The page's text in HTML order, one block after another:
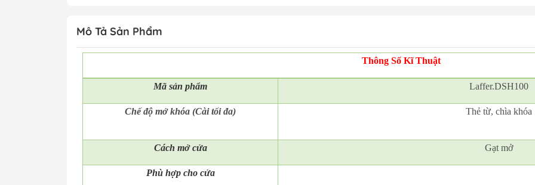
Mô Tả Sản Phẩm
Thông Số Kĩ Thuật
Mã sản phẩm Laffer.DSH100
Chế độ mở khóa (Cài tối đa) Thẻ từ, chìa khóa
Cách mở cửa Gạt mở
Phù hợp cho cửa